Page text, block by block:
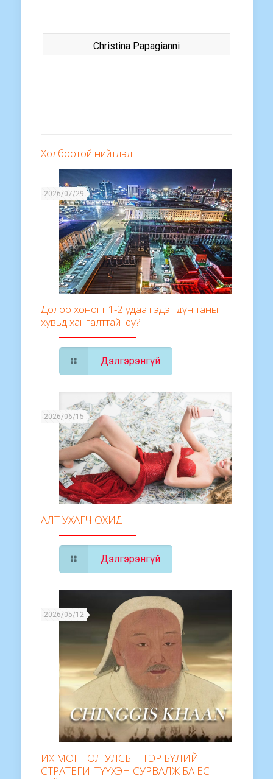
Christina Papagianni
Холбоотой нийтлэл
2026/07/29
Долоо хоногт 1-2 удаа гэдэг дүн таны
хувьд хангалттай юу?
Дэлгэрэнгүй
2026/06/15
АЛТ УХАГЧ ОХИД
Дэлгэрэнгүй
2026/05/12
ИХ МОНГОЛ УЛСЫН ГЭР БҮЛИЙН
СТРАТЕГИ: ТҮҮХЭН СУРВАЛЖ БА ЁС